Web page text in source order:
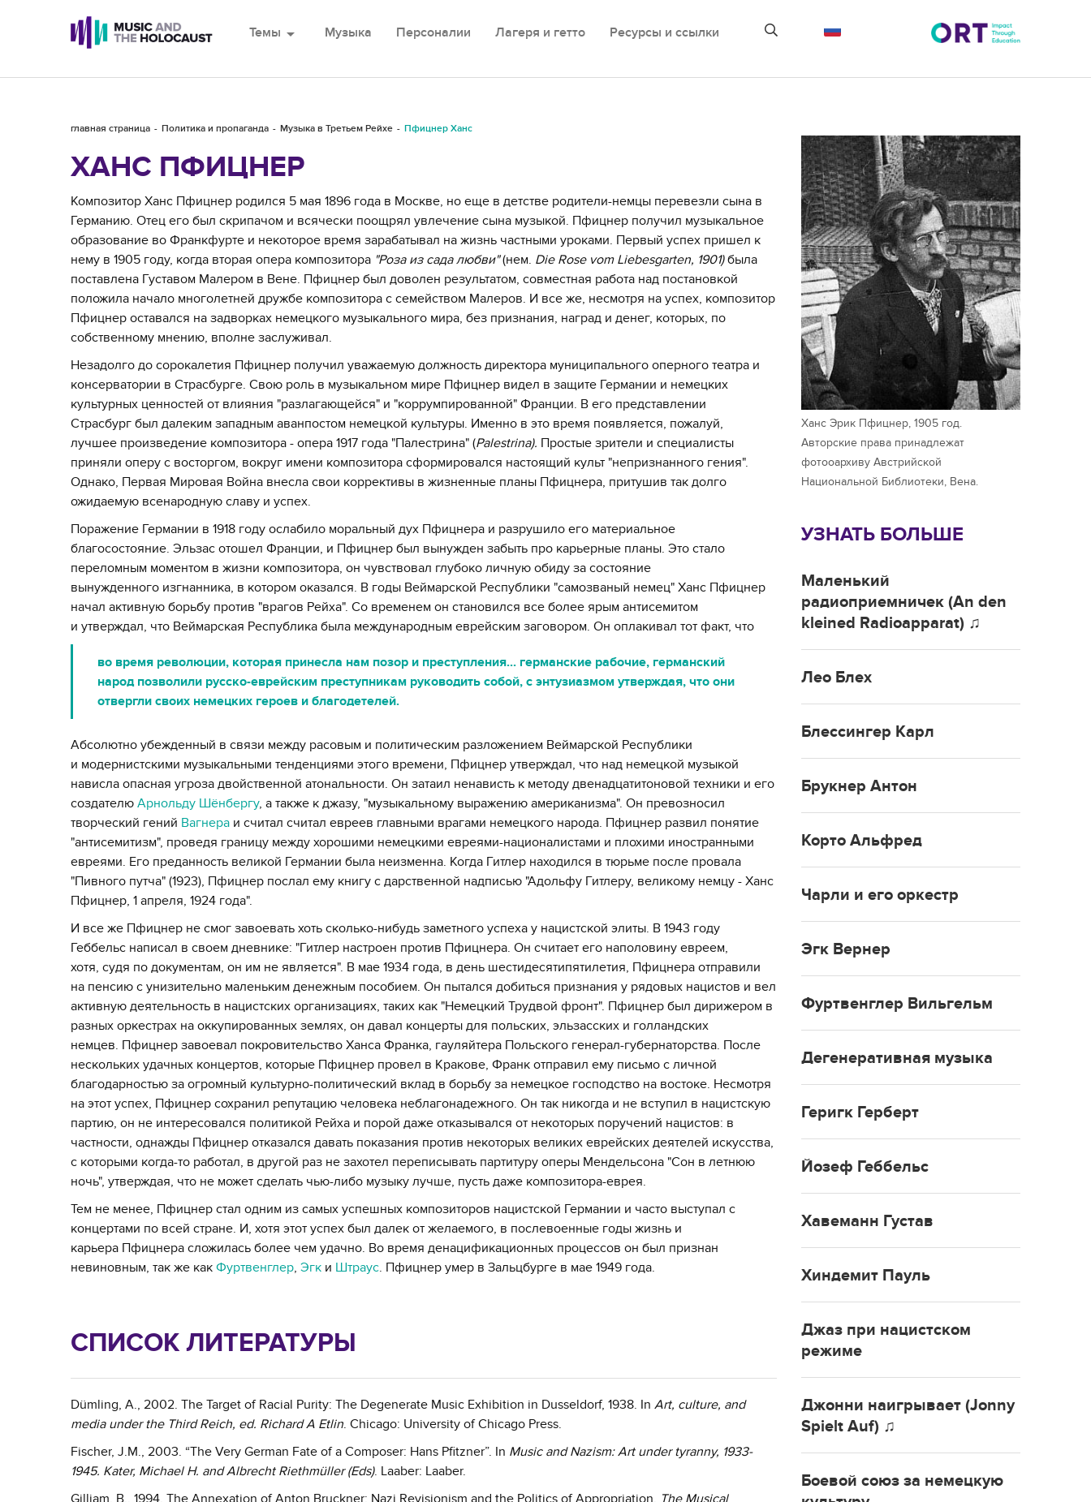
Темы arrow_drop_down Музыка Персоналии Лагеря и гетто Ресурсы и ссылки
главная страница Политика и пропаганда Музыка в Третьем Рейхе Пфицнер Ханс
ХАНС ПФИЦНЕР
Композитор Ханс Пфицнер родился 5 мая 1896 года в Москве, но еще в детстве родители-немцы перевезли сына в
Германию. Отец его был скрипачом и всячески поощрял увлечение сына музыкой. Пфицнер получил музыкальное
образование во Франкфурте и некоторое время зарабатывал на жизнь частными уроками. Первый успех пришел к
нему в 1905 году, когда вторая опера композитора "Роза из сада любви"(нем. Die Rose vom Liebesgarten, 1901)была
поставлена Густавом Малером в Вене. Пфицнер был доволен результатом, совместная работа над постановкой
положила начало многолетней дружбе композитора с семейством Малеров. И все же, несмотря на успех, композитор
Пфицнер оставался на задворках немецкого музыкального мира, без признания, наград и денег, которых, по
собственному мнению, вполне заслуживал.
Незадолго до сорокалетия Пфицнер получил уважаемую должность директора муниципального оперного театра и
консерватории в Страсбурге. Свою роль в музыкальном мире Пфицнер видел в защите Германии и немецких
культурных ценностей от влияния "разлагающейся" и "коррумпированной" Франции. В его представлении
Страсбург был далеким западным аванпостом немецкой культуры. Именно в это время появляется, пожалуй,
лучшее произведение композитора - опера 1917 года "Палестрина" (Palestrina). Простые зрители и специалисты
приняли оперу с восторгом, вокруг имени композитора сформировался настоящий культ "непризнанного гения".
Однако, Первая Мировая Война внесла свои коррективы в жизненные планы Пфицнера, притушив так долго
ожидаемую всенародную славу и успех.
Поражение Германии в 1918 году ослабило моральный дух Пфицнера и разрушило его материальное
благосостояние. Эльзас отошел Франции, и Пфицнер был вынужден забыть про карьерные планы. Это стало
переломным моментом в жизни композитора, он чувствовал глубоко личную обиду за состояние
вынужденного изгнанника, в котором оказался. В годы Веймарской Республики "самозваный немец" Ханс Пфицнер
начал активную борьбу против "врагов Рейха". Со временем он становился все более ярым антисемитом
и утверждал, что Веймарская Республика была международным еврейским заговором. Он оплакивал тот факт, что
во время революции, которая принесла нам позор и преступления... германские рабочие, германский
народ позволили русско-еврейским преступникам руководить собой, с энтузиазмом утверждая, что они
отвергли своих немецких героев и благодетелей.
Абсолютно убежденный в связи между расовым и политическим разложением Веймарской Республики
и модернистскими музыкальными тенденциями этого времени, Пфицнер утверждал, что над немецкой музыкой
нависла опасная угроза двойственной атональности. Он затаил ненависть к методу двенадцатитоновой техники и его
создателю Арнольду Шёнбергу, а также к джазу, "музыкальному выражению американизма". Он превозносил
творческий гений Вагнера и считал считал евреев главными врагами немецкого народа. Пфицнер развил понятие
"антисемитизм", проведя границу между хорошими немецкими евреями-националистами и плохими иностранными
евреями. Его преданность великой Германии была неизменна. Когда Гитлер находился в тюрьме после провала
"Пивного путча" (1923), Пфицнер послал ему книгу с дарственной надписью "Адольфу Гитлеру, великому немцу - Ханс
Пфицнер, 1 апреля, 1924 года".
И все же Пфицнер не смог завоевать хоть сколько-нибудь заметного успеха у нацистской элиты. В 1943 году
Геббельс написал в своем дневнике: "Гитлер настроен против Пфицнера. Он считает его наполовину евреем,
хотя, судя по документам, он им не является". В мае 1934 года, в день шестидесятипятилетия, Пфицнера отправили
на пенсию с унизительно маленьким денежным пособием. Он пытался добиться признания у рядовых нацистов и вел
активную деятельность в нацистских организациях, таких как "Немецкий Трудвой фронт". Пфицнер был дирижером в
разных оркестрах на оккупированных землях, он давал концерты для польских, эльзасских и голландских
немцев. Пфицнер завоевал покровительство Ханса Франка, гауляйтера Польского генерал-губернаторства. После
нескольких удачных концертов, которые Пфицнер провел в Кракове, Франк отправил ему письмо с личной
благодарностью за огромный культурно-политический вклад в борьбу за немецкое господство на востоке. Несмотря
на этот успех, Пфицнер сохранил репутацию человека неблагонадежного. Он так никогда и не вступил в нацистскую
партию, он не интересовался политикой Рейха и порой даже отказывался от некоторых поручений нацистов: в
частности, однажды Пфицнер отказался давать показания против некоторых великих еврейских деятелей искусства,
с которыми когда-то работал, в другой раз не захотел переписывать партитуру оперы Мендельсона "Сон в летнюю
ночь", утверждая, что не может сделать чью-либо музыку лучше, пусть даже композитора-еврея.
Тем не менее, Пфицнер стал одним из самых успешных композиторов нацистской Германии и часто выступал с
концертами по всей стране. И, хотя этот успех был далек от желаемого, в послевоенные годы жизнь и
карьера Пфицнера сложилась более чем удачно. Во время денацификационных процессов он был признан
невиновным, так же как Фуртвенглер, Эгк и Штраус. Пфицнер умер в Зальцбурге в мае 1949 года.
СПИСОК ЛИТЕРАТУРЫ
Dümling, A., 2002. The Target of Racial Purity: The Degenerate Music Exhibition in Dusseldorf, 1938. In Art, culture, and
media under the Third Reich, ed. Richard A Etlin. Chicago: University of Chicago Press.
Fischer, J.M., 2003. “The Very German Fate of a Composer: Hans Pfitzner”. In Music and Nazism: Art under tyranny, 1933-
1945. Kater, Michael H. and Albrecht Riethmüller (Eds). Laaber: Laaber.
Gilliam, B., 1994. The Annexation of Anton Bruckner: Nazi Revisionism and the Politics of Appropriation. The Musical
Ханс Эрик Пфицнер, 1905 год.
Авторские права принадлежат
фотооархиву Австрийской
Национальной Библиотеки, Вена.
УЗНАТЬ БОЛЬШЕ
Маленький
радиоприемничек (An den
kleined Radioapparat) ♫
Лео Блех
Блессингер Карл
Брукнер Антон
Корто Альфред
Чарли и его оркестр
Эгк Вернер
Фуртвенглер Вильгельм
Дегенеративная музыка
Геригк Герберт
Йозеф Геббельс
Хавеманн Густав
Хиндемит Пауль
Джаз при нацистском
режиме
Джонни наигрывает (Jonny
Spielt Auf) ♫
Боевой союз за немецкую